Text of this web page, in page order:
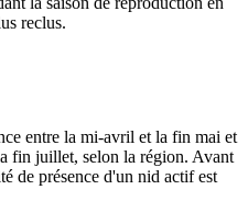
reclus.
entre la mi-avril et la fin mai et
fin juillet, selon la région. Avant
de présence d'un nid actif est